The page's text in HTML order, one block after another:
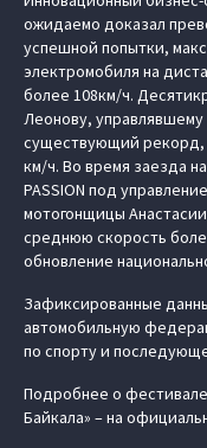
ожидаемо доказал
успешной попытки,
электромобиля на
более 108км/ч.
Леонову,
существующий рекорд,
км/ч. Во время заезда
PASSION под
мотогонщицы
среднюю скорость
обновление
Зафиксированные
автомобильную
по спорту и
Подробнее о
Байкала» – на